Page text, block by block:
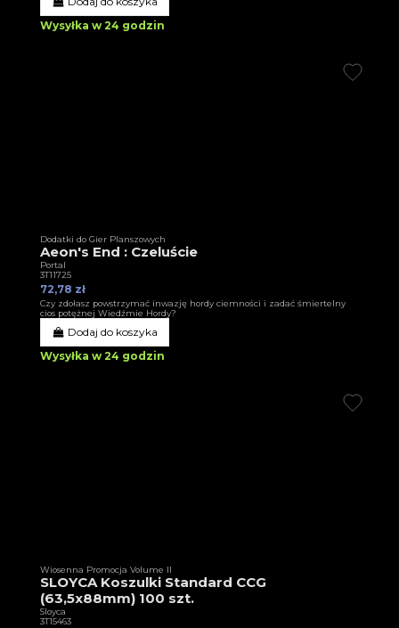
Wysyłka w 24 godzin
Dodatki do Gier Planszowych
Aeon's End : Czeluście
Portal
3T11725
72,78 zł
Czy zdołasz powstrzymać inwazję hordy ciemności i zadać śmiertelny
cios potężnej Wiedźmie Hordy?
Dodaj do koszyka
Wysyłka w 24 godzin
Wiosenna Promocja Volume II
SLOYCA Koszulki Standard CCG
(63,5x88mm) 100 szt.
Sloyca
3T15463